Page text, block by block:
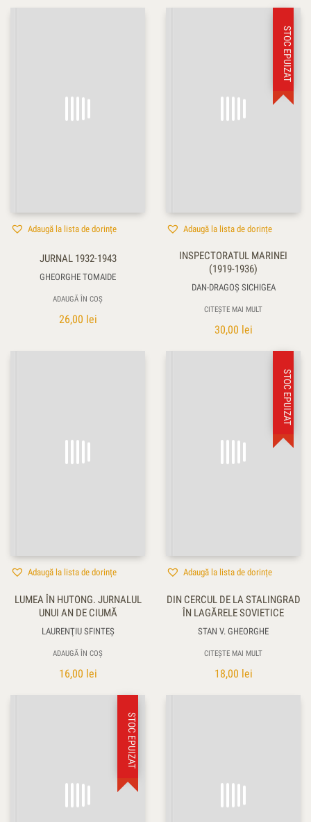
Adaugă la lista de dorințe
JURNAL 1932-1943
GHEORGHE TOMAIDE
ADAUGĂ ÎN COȘ
26,00 lei
STOC EPUIZAT
Adaugă la lista de dorințe
INSPECTORATUL MARINEI
(1919-1936)
DAN-DRAGOȘ SICHIGEA
CITEȘTE MAI MULT
30,00 lei
Adaugă la lista de dorințe
LUMEA ÎN HUTONG. JURNALUL
UNUI AN DE CIUMĂ
LAURENŢIU SFINTEȘ
ADAUGĂ ÎN COȘ
16,00 lei
STOC EPUIZAT
Adaugă la lista de dorințe
DIN CERCUL DE LA STALINGRAD
ÎN LAGĂRELE SOVIETICE
STAN V. GHEORGHE
CITEȘTE MAI MULT
18,00 lei
STOC EPUIZAT